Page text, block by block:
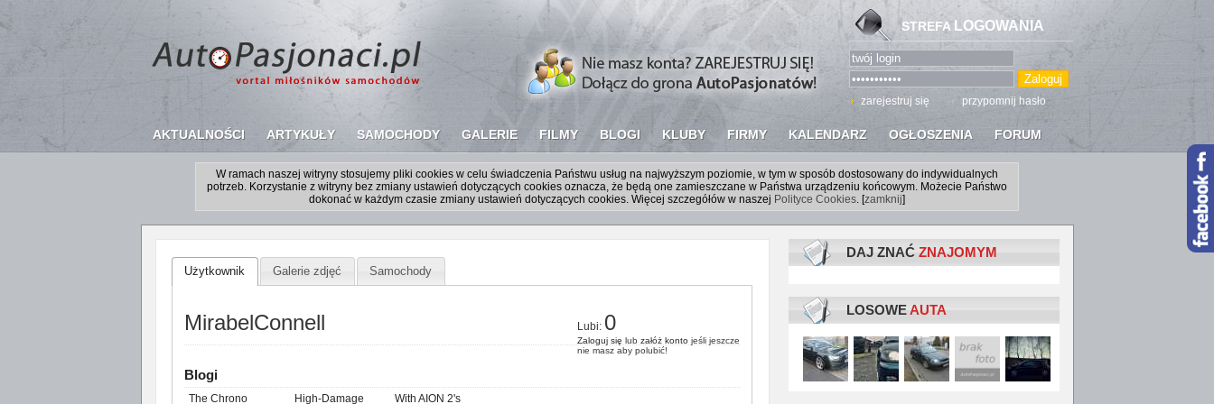
AKTUALNOŚCI ARTYKUŁY SAMOCHODY GALERIE FILMY BLOGI KLUBY FIRMY KALENDARZ OGŁOSZENIA FORUM
STREFA LOGOWANIA
zarejestruj się przypomnij hasło
W ramach naszej witryny stosujemy pliki cookies w celu świadczenia Państwu usług na najwyższym poziomie, w tym w sposób dostosowany do indywidualnych
potrzeb. Korzystanie z witryny bez zmiany ustawień dotyczących cookies oznacza, że będą one zamieszczane w Państwa urządzeniu końcowym. Możecie Państwo
dokonać w każdym czasie zmiany ustawień dotyczących cookies. Więcej szczegółów w naszej Polityce Cookies. [zamknij]
Użytkownik Galerie zdjęć Samochody
MirabelConnell Lubi: 0
Zaloguj się lub załóż kontojeśli jeszcze
nie masz aby polubić!
Blogi
The Chrono
High-Damage
With AION 2's
DAJ ZNAĆ ZNAJOMYM
LOSOWEAUTA